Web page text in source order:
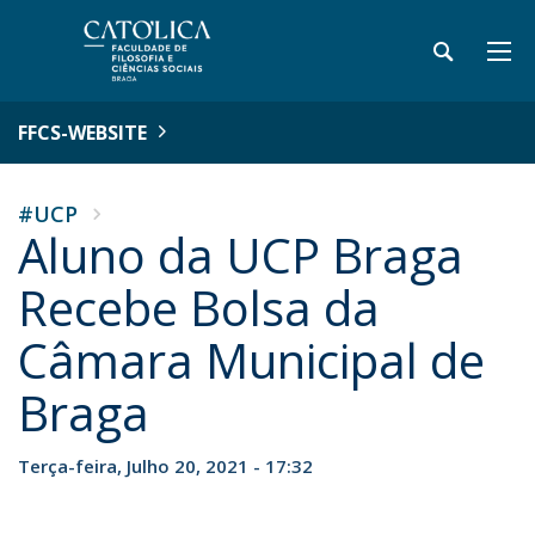
FFCS-WEBSITE
#UCP
Aluno da UCP Braga
Recebe Bolsa da
Câmara Municipal de
Braga
Terça-feira, Julho 20, 2021 - 17:32